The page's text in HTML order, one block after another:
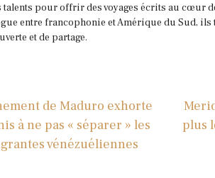
talents pour offrir des voyages écrits au cœur
entre francophonie et Amérique du Sud,
et de partage.
de Maduro exhorte
à ne pas « séparer » les
vénézuéliennes
plus